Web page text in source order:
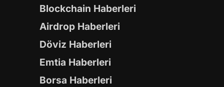
Blockchain Haberleri
Airdrop Haberleri
Döviz Haberleri
Emtia Haberleri
Borsa Haberleri